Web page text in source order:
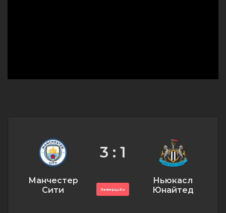
Манчестер
Сити
3 : 1
Завершён
Ньюкасл
Юнайтед